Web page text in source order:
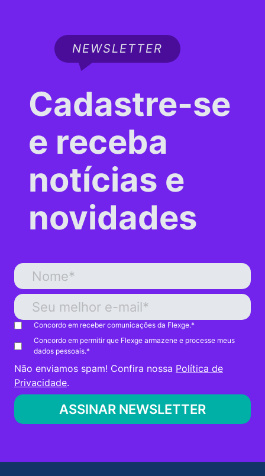
NEWSLETTER
Cadastre-se
e receba
notícias e
novidades
Concordo em receber comunicações da Flexge.*
Concordo em permitir que Flexge armazene e processe meus
dados pessoais.*
Não enviamos spam! Confira nossa Política de
Privacidade.